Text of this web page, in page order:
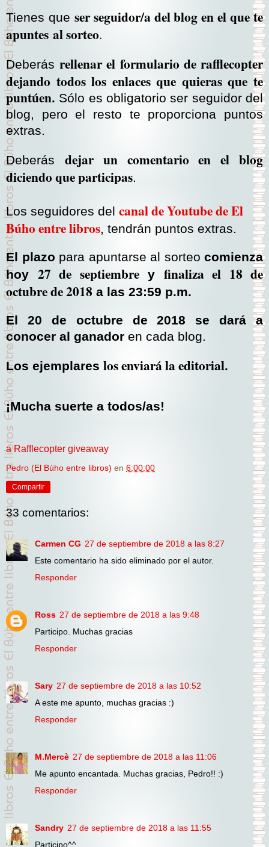
Tienes que ser seguidor/a del blog en el que te
apuntes al sorteo.
Deberásrellenar el formulario de rafflecopter
dejando todos los enlaces que quieras que te
puntúen. Sólo es obligatorio ser seguidor del
blog, pero el resto te proporciona puntos
extras.
Deberás dejar un comentario en el blog
diciendo que participas.
Los seguidores del canal de Youtube de El
Búho entre libros, tendrán puntos extras.
El plazo para apuntarse al sorteo comienza
hoy 27 de septiembrey finaliza el 18 de
octubre de 2018 a las 23:59 p.m.
El 20 de octubre de 2018 se dará a
conocer al ganador en cada blog.
Los ejemplares los enviará la editorial.
¡Mucha suerte a todos/as!
a Rafflecopter giveaway
Pedro (El Búho entre libros) en 6:00:00
Compartir
33 comentarios:
Carmen CG 27 de septiembre de 2018 a las 8:27
Este comentario ha sido eliminado por el autor.
Responder
Ross 27 de septiembre de 2018 a las 9:48
Participo. Muchas gracias
Responder
Sary 27 de septiembre de 2018 a las 10:52
A este me apunto, muchas gracias :)
Responder
M.Mercè 27 de septiembre de 2018 a las 11:06
Me apunto encantada. Muchas gracias, Pedro!! :)
Responder
Sandry 27 de septiembre de 2018 a las 11:55
Participo^^